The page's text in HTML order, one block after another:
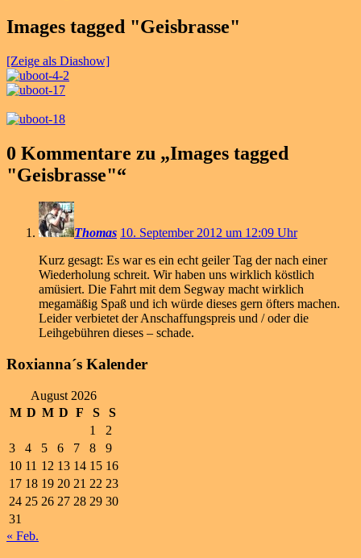
Images tagged "Geisbrasse"
[Zeige als Diashow]
0 Kommentare zu „Images tagged
"Geisbrasse"“
Thomas 10. September 2012 um 12:09 Uhr
Kurz gesagt: Es war es ein echt geiler Tag der nach einer
Wiederholung schreit. Wir haben uns wirklich köstlich
amüsiert. Die Fahrt mit dem Segway macht wirklich
megamäßig Spaß und ich würde dieses gern öfters machen.
Leider verbietet der Anschaffungspreis und / oder die
Leihgebühren dieses – schade.
Roxianna´s Kalender
August 2026
M D M D F S
S
1
2
3
4 5 6 7 8
9
10 11 12 13 14 15 16
17 18 19 20 21 22 23
24 25 26 27 28 29 30
31
« Feb.